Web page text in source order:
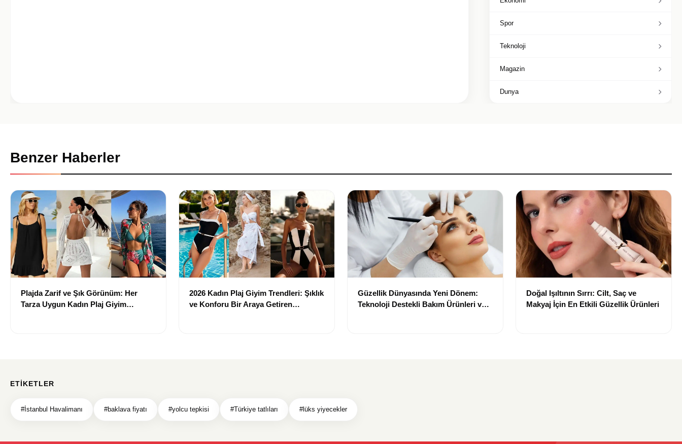
Spor
Teknoloji
Magazin
Dunya
Benzer Haberler
Plajda Zarif ve Şık Görünüm: Her
Tarza Uygun Kadın Plaj Giyim
2026 Kadın Plaj Giyim Trendleri: Şıklık
ve Konforu Bir Araya Getiren
Güzellik Dünyasında Yeni Dönem:
Teknoloji Destekli Bakım Ürünleri ve
Doğal Işıltının Sırrı: Cilt, Saç ve
Makyaj İçin En Etkili Güzellik Ürünleri
ETIKETLER
#İstanbul Havalimanı #baklava fiyatı #yolcu tepkisi #Türkiye tatlıları #lüks yiyecekler